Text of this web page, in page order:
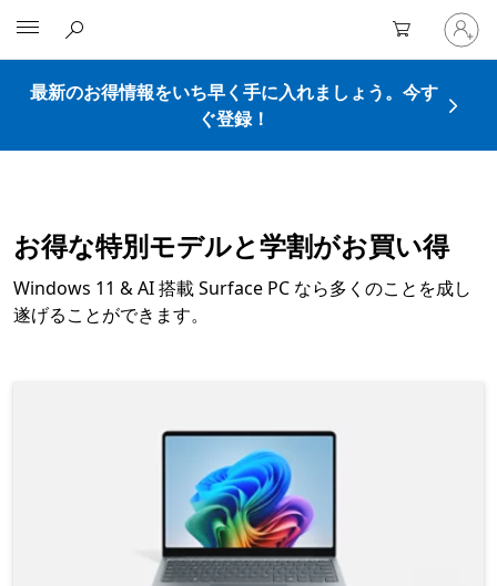
ア
カ
ウ
ン
ト
サ
ン
る
最新のお得情報をいち早く手に入れましょう。今す
ぐ登録！
お得な特別モデルと学割がお買い得
Windows 11 & AI 搭載 Surface PC なら多くのことを成し
遂げることができます。